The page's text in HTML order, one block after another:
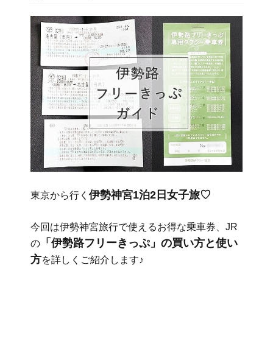
東京から行く 伊勢神宮1泊2日女子旅♡
今回は伊勢神宮旅行で使えるお得な乗車券、JR
の 「伊勢路フリーきっぷ」の買い方と使い
方を詳しくご紹介します♪